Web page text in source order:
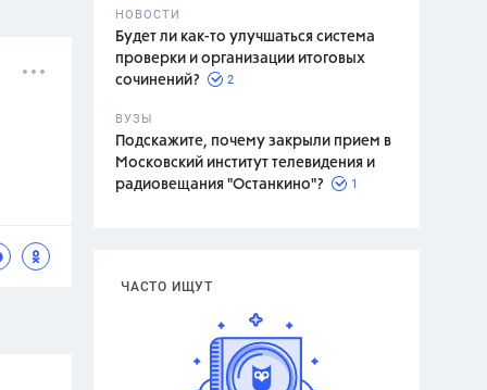
НОВОСТИ
Будет ли как-то улучшаться система
проверки и организации итоговых
сочинений?
2
ВУЗЫ
Подскажите, почему закрыли прием в
Московский институт телевидения и
радиовещания "Останкино"?
1
ЧАСТО ИЩУТ